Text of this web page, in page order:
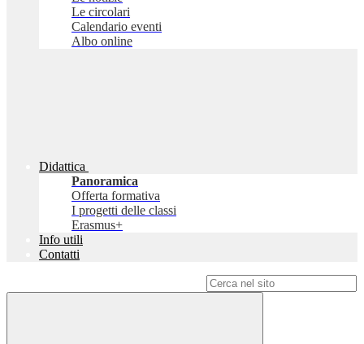
Le circolari
Calendario eventi
Albo online
Didattica
Panoramica
Offerta formativa
I progetti delle classi
Erasmus+
Info utili
Contatti